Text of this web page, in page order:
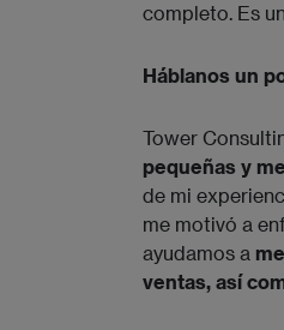
completo. Es
Háblanos un
Tower
pequeñas y
de mi
me motivó a
ayudamos a
ventas, así